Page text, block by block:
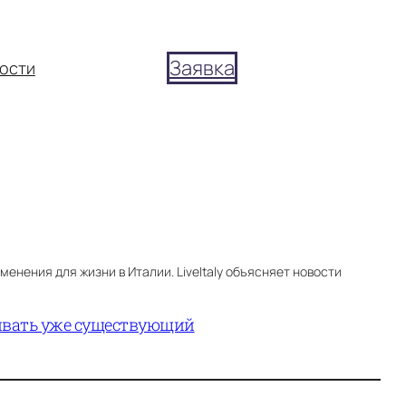
Заявка
для жизни в Италии. LiveItaly объясняет новости
уже существующий